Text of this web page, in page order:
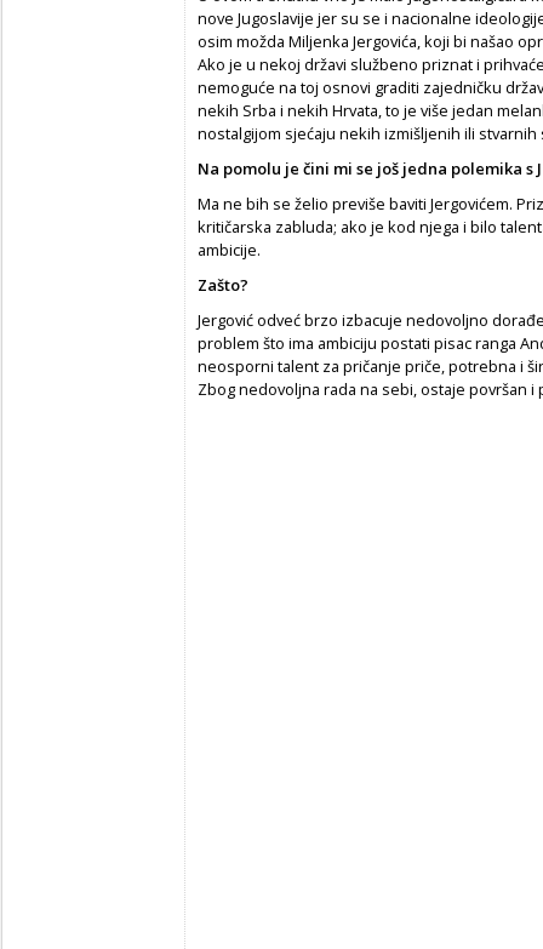
nove Jugoslavije jer su se i nacionalne
osim možda Miljenka Jergovića, koji bi našao
Ako je u nekoj državi službeno priznat i
nemoguće na toj osnovi graditi zajedničku
nekih Srba i nekih Hrvata, to je više jedan
nostalgijom sjećaju nekih izmišljenih ili
Na pomolu je čini mi se još jedna polemika s
Ma ne bih se želio previše baviti Jergovićem.
kritičarska zabluda; ako je kod njega i bilo
ambicije.
Zašto?
Jergović odveć brzo izbacuje nedovoljno
problem što ima ambiciju postati pisac ranga
neosporni talent za pričanje priče, potrebna i
Zbog nedovoljna rada na sebi, ostaje površan i